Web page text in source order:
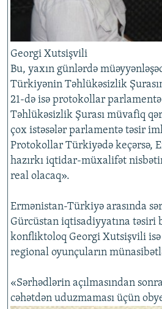
Georgi Xutsişvili
Bu, yaxın günlərdə
Türkiyənin Təhlükəsizlik
21-də isə protokollar
Təhlükəsizlik Şurası müvafiq
çox istəsələr parlamentə təsir
Protokollar Türkiyədə keçərsə,
hazırkı iqtidar-müxalifət
real olacaq».
Ermənistan-Türkiyə arasında
Gürcüstan iqtisadiyyatına təsiri
konfliktoloq Georgi Xutsişvili
regional oyunçuların
«Sərhədlərin açılmasından
cəhətdən uduzmaması üçün